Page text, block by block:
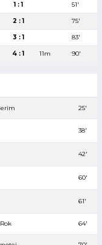
1 : 1 51′
2 : 1 75′
3 : 1 83′
4 : 1 11m 90′
25′
38′
42′
60′
61′
64′